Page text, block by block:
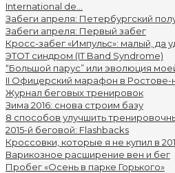
International de...
Забеги апреля: Петербургский
Забеги апреля: Первый забег
Кросс-забег «Импульс»: малый, да
ЭТОТ синдром (IT Band Syndrome)
“Большой парус” или эволюция
II Офицерский марафон в Ростове-
Журнал беговых тренировок
Зима 2016: снова строим базу
8 способов улучшить
2015-й беговой: Flashbacks
Кроссовки, которые я не купил в
Варикозное расширение вен и бег
Пробег «Осень в парке Горького»